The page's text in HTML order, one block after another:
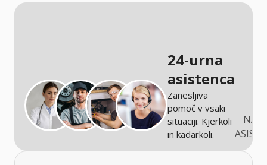
24-urna
asistenca
Zanesljiva
pomoč v vsaki
situaciji. Kjerkoli
in kadarkoli.